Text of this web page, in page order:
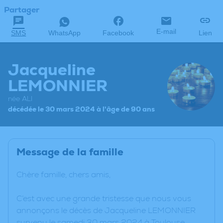
Partager
SMS WhatsApp Facebook E-mail Lien
Jacqueline
LEMONNIER
née ALI
décédée le 30 mars 2024 à l'âge de 90 ans
Message de la famille
Chère famille, chers amis,
C’est avec une grande tristesse que nous vous
annonçons le décès de Jacqueline LEMONNIER